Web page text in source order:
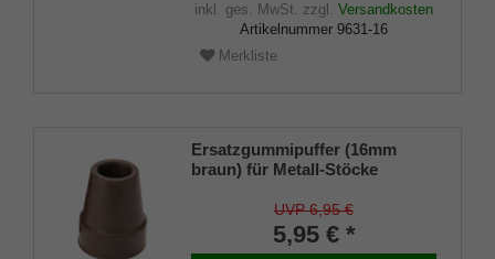
inkl. ges. MwSt. zzgl. Versandkosten
Artikelnummer 9631-16
Merkliste
Ersatzgummipuffer (16mm
braun) für Metall-Stöcke
ca. 16mm) mit Metalleinlage
(VE 1 Stück)
UVP 6,95 €
5,95 € *